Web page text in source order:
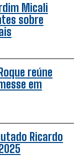
Micali
sobre
reúne
em
Ricardo